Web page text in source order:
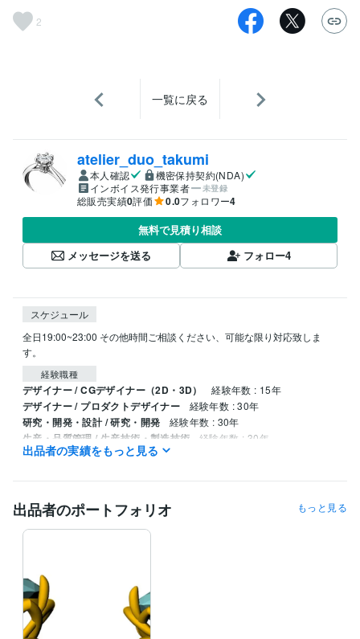
2
一覧に戻る
atelier_duo_takumi
本人確認
機密保持契約(NDA)
インボイス発行事業者
未登録
総販売実績0評価 0.0フォロワー4
無料で見積り相談
メッセージを送る
フォロー4
スケジュール
全日19:00~23:00 その他時間ご相談ください、可能な限り対応致しま
す。
経験職種
デザイナー / CGデザイナー（2D・3D） 経験年数 : 15年
デザイナー / プロダクトデザイナー 経験年数 : 30年
研究・開発・設計 / 研究・開発 経験年数 : 30年
生産・品質管理 / 生産技術・製造技術 経験年数 : 30年
ヒコ・みづのジュエリーカレッジ 1998年3月 ~ 2001年2月
ビジネス・クリエイティブツール
Rhinoceros:15年
デザイン制作
ジュエリーデザイン Rhinocero
学歴
ヒコ・みづのジュエリーカレッジ
出品者の実績をもっと見る
出品者のポートフォリオ もっと見る